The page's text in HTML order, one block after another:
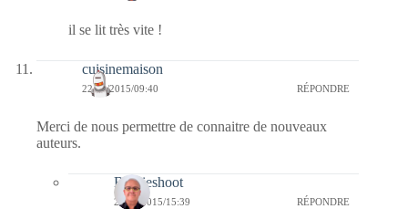
il se lit très vite !
cuisinemaison
22/01/2015/09:40 RÉPONDRE
Merci de nous permettre de connaitre de nouveaux
auteurs.
Bernieshoot
22/01/2015/15:39 RÉPONDRE